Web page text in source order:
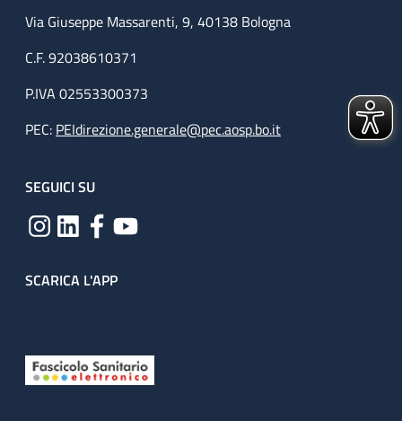
Via Giuseppe Massarenti, 9, 40138 Bologna
C.F. 92038610371
P.IVA 02553300373
PEC: PEIdirezione.generale@pec.aosp.bo.it
SEGUICI SU
SCARICA L'APP